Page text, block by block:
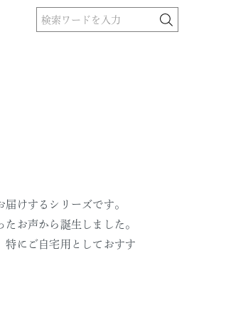
けするシリーズです。
お声から誕生しました。
特にご自宅用としておすす